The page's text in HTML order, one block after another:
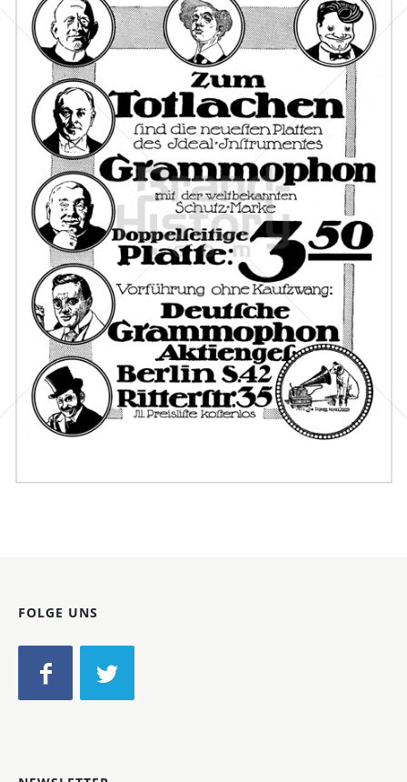
Deutsche Grammophon Akt.-Ges., Berlin
Deutsche Grammophon
1912
Bild-ID: 46402
FOLGE UNS